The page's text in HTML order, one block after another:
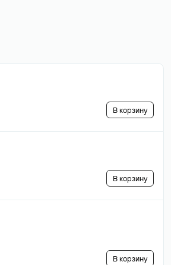
В корзину
В корзину
В корзину